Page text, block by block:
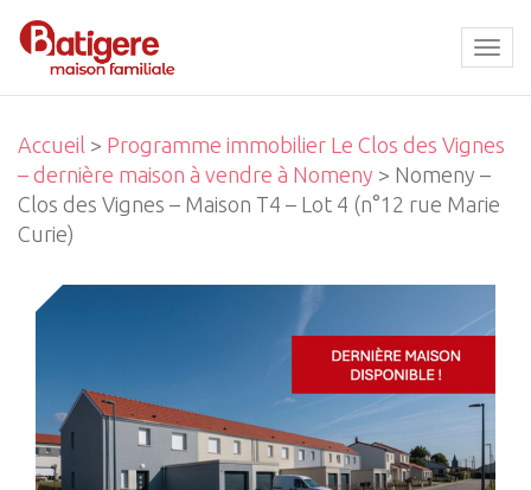
Accueil > Programme immobilier Le Clos des Vignes
– dernière maison à vendre à Nomeny > Nomeny –
Clos des Vignes – Maison T4 – Lot 4 (n°12 rue Marie
Curie)